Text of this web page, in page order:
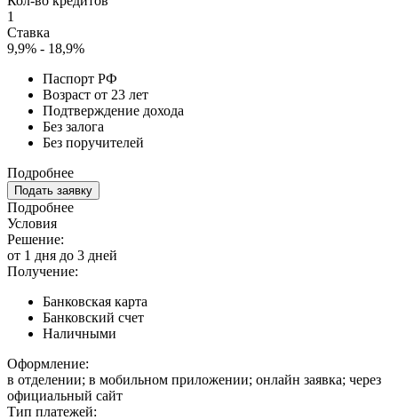
1
Ставка
9,9% - 18,9%
Паспорт РФ
Возраст от 23 лет
Подтверждение дохода
Без залога
Без поручителей
Подробнее
Подать заявку
Подробнее
Условия
Решение:
от 1 дня до 3 дней
Получение:
Банковская карта
Банковский счет
Наличными
Оформление:
в отделении; в мобильном приложении; онлайн заявка; через
официальный сайт
Тип платежей: